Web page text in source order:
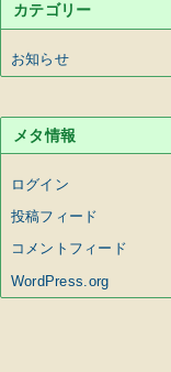
カテゴリー
お知らせ
メタ情報
ログイン
投稿フィード
コメントフィード
WordPress.org